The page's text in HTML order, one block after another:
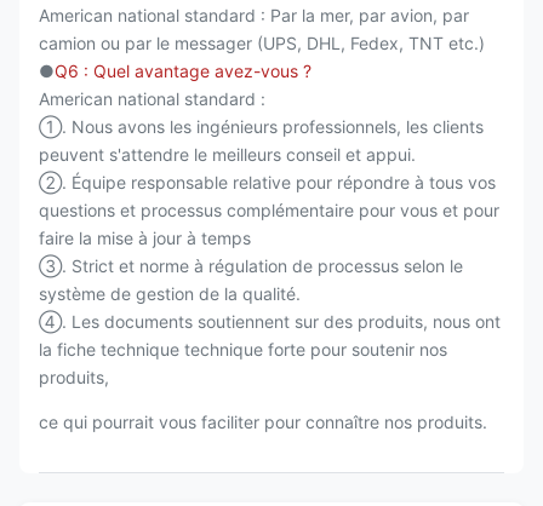
American national standard : Par la mer, par avion, par
camion ou par le messager (UPS, DHL, Fedex, TNT etc.)
●Q6 : Quel avantage avez-vous ?
American national standard :
①. Nous avons les ingénieurs professionnels, les clients
peuvent s'attendre le meilleurs conseil et appui.
②. Équipe responsable relative pour répondre à tous vos
questions et processus complémentaire pour vous et pour
faire la mise à jour à temps
③. Strict et norme à régulation de processus selon le
système de gestion de la qualité.
④. Les documents soutiennent sur des produits, nous ont
la fiche technique technique forte pour soutenir nos
produits,
ce qui pourrait vous faciliter pour connaître nos produits.